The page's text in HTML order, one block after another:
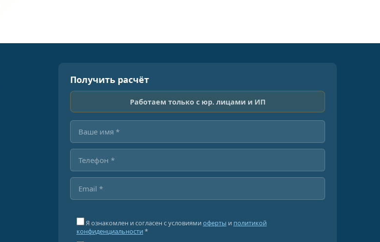
Получить расчёт
Работаем только с юр. лицами и ИП
Я ознакомлен и согласен с условиями оферты и политикой
конфиденциальности *